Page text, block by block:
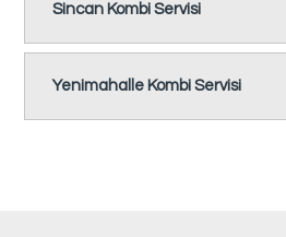
Sincan Kombi Servisi
Yenimahalle Kombi Servisi